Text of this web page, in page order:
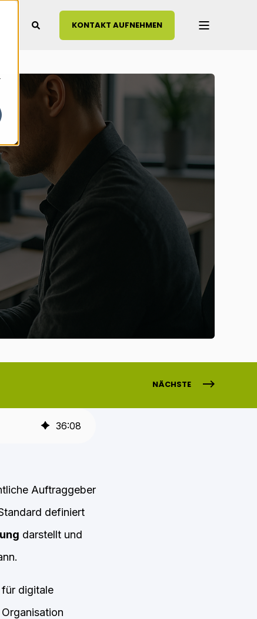
KONTAKT AUFNEHMEN
NÄCHSTE
36:08
Auftraggeber
definiert
darstellt und
für digitale